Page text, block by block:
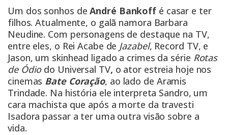
Um dos sonhos deAndré Bankoff é casar e ter
filhos. Atualmente, o galã namora Barbara
Neudine. Com personagens de destaque na TV,
entre eles, o Rei Acabe de Jazabel, Record TV, e
Jason, um skinhead ligado a crimes da série Rotas
de Ódiodo Universal TV, o ator estreia hoje nos
cinemas Bate Coração, ao lado de Aramis
Trindade. Na história ele interpreta Sandro, um
cara machista que após a morte da travesti
Isadora passar a ter uma outra visão sobre a
vida.